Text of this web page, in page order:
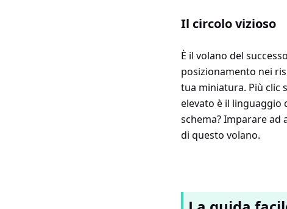
Il circolo vizioso
È il volano del
posizionamento nei
tua miniatura. Più clic
elevato è il linguaggio
schema? Imparare ad
di questo volano.